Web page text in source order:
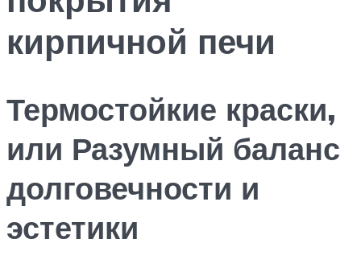
кирпичной печи
Термостойкие краски,
или Разумный баланс
долговечности и
эстетики